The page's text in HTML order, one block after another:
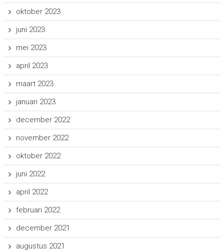
oktober 2023
juni 2023
mei 2023
april 2023
maart 2023
januari 2023
december 2022
november 2022
oktober 2022
juni 2022
april 2022
februari 2022
december 2021
augustus 2021